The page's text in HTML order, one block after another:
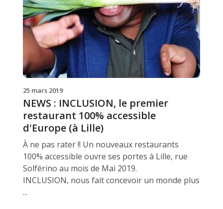
25 mars 2019
NEWS : INCLUSION, le premier
restaurant 100% accessible
d'Europe (à Lille)
À ne pas rater !! Un nouveaux restaurants
100% accessible ouvre ses portes à Lille, rue
Solférino au mois de Mai 2019.
INCLUSION, nous fait concevoir un monde plus
...